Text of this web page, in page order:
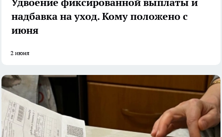
Удвоение фиксированной выплаты и
надбавка на уход. Кому положено с
июня
2 июня